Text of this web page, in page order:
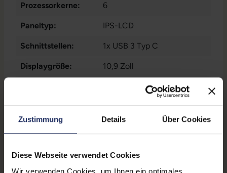
Zustimmung Details Über Cookies
Diese Webseite verwendet Cookies
Wir verwenden Cookies, um Ihnen ein optimales
Prozessorkerne: 6
Paneltyp: IPS-LCD
Schnittstellen: 1x USB 3 Typ C
Displaygröße: 10,9 Zoll
SIM-Kartenslot: Dual-SIM, Nano-Sim, eSIM
Rückkamera:
Gesichtserkennung: Nein